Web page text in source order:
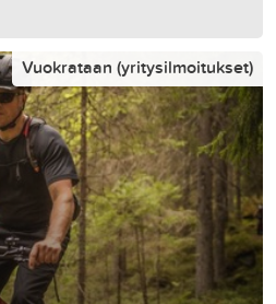
Vuokrataan (yritysilmoitukset)